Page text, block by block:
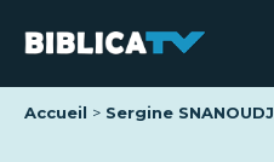
Accueil Sergine SNANOUDJ